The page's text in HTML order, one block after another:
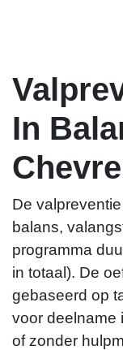
Rik
In
De valpreventie
balans,
programma
in totaal). De
gebaseerd op
voor deelname
of zonder